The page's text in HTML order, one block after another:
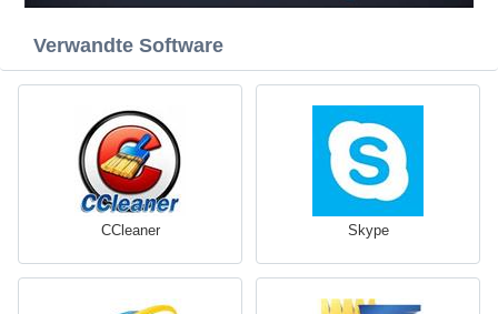
Verwandte Software
CCleaner Skype